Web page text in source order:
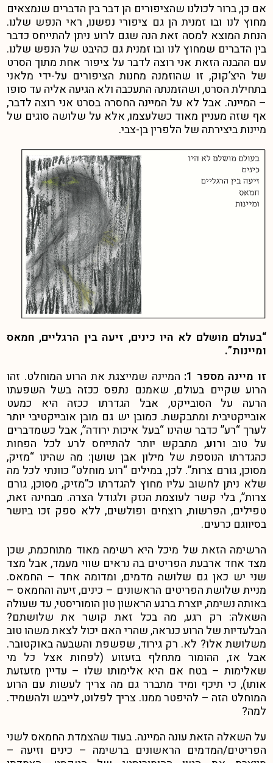
אם כן, ברור לכולנו שהציפורים הן דבר בין הדברים שנמצאים
מחוץ לנו ובו זמנית הן גם ציפורי נפשנו, ראי הנפש שלנו.
הנחת המוצא למסה זאת הנה שגם לרוע ניתן להתייחס כדבר
בין הדברים שמחוץ לנו ובו זמנית גם כהיבט של הנפש שלנו.
עם ההבנה הזאת אני רוצה לדבר על ציפור אחת מתוך הסרט
של היצ’קוק, זו שהוזמנה מחנות הציפורים על-ידי מלאני
בתחילת הסרט, ושהזמנתה התעכבה ולא הגיעה אליה עד סופו
– המיינה. אבל לא על המיינה החסרה בסרט אני רוצה לדבר,
אף שזה מעניין מאוד כשלעצמו, אלא על שלושה סוגים של
מיינות ביצירתה של הלפרין בן-צבי.
“בעולם מושלם לא היו כינים, זיעה בין הרגליים, חמאס
ומיינות”.
זו מיינה מספר 1:
המיינה שמייצגת את הרוע המוחלט. זהו
הרוע שקיים בעולם, שאמנם נתפס ככזה בשל השפעתו
הרעה על הסובייקט, אבל הגדרתו ככזה היא כמעט
אובייקטיבית ומתבקשת. כמובן יש גם מובן אובייקטיבי יותר
לערך “רע” כדבר שהינו “בעל איכות ירודה”, אבל כשמדברים
על טוב ורוע, מתבקש יותר להתייחס לרע לכל הפחות
כהגדרתו הנוספת של מילון אבן שושן: מה שהינו “מזיק,
מסוכן, גורם צרות”. לכן, במילים “רוע מוחלט” כוונתי לכל מה
שלא ניתן לחשוב עליו מחוץ להגדרתו כ”מזיק, מסוכן, גורם
צרות”, בלי קשר לעוצמת הנזק ולגודל הצרה. מבחינה זאת,
טפילים, הפרשות, רוצחים ופולשים, ללא ספק זכו ביושר
בסיווגם כרעים.
הרשימה הזאת של מיכל היא רשימה מאוד מתוחכמת, שכן
מצד אחד ארבעת הפריטים בה נראים שווי מעמד, אבל מצד
שני יש כאן גם שלושה מדמים, ומדומה אחד – החמאס.
מניית שלושת הפריטים הראשונים – כינים, זיעה והחמאס –
באותה נשימה, יוצרת ברגע הראשון טון הומוריסטי, עד שעולה
השאלה: רק רגע, מה בכל זאת קושר את שלושתם?
הבלעדיות של הרוע כנראה, שהרי האם יכול לצאת משהו טוב
משלושת אלו? לא. רק גירוד, שפשפת והשבעה באוקטובר.
אבל אז, ההומור מתחלף בזעזוע (לפחות אצל כל מי
שאלימות – בטח אם היא אלימותו שלו – עדיין מזעזעת
אותו), כי תיכף ומיד מתברר גם מה צריך לעשות עם הרוע
המוחלט הזה – להיפטר ממנו. צריך לפלוט, לייבש ולהשמיד.
למה?
על השאלה הזאת עונה המיינה. בעוד שהצמדת החמאס לשני
הפריטים/המדמים הראשונים ברשימה – כינים וזיעה –